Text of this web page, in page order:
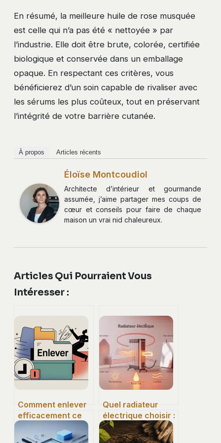
En résumé, la meilleure huile de rose musquée
est celle qui n’a pas été « nettoyée » par
l’industrie. Elle doit être brute, colorée, certifiée
biologique et conservée dans un emballage
opaque. En respectant ces critères, vous
bénéficierez d’un soin capable de rivaliser avec
les sérums les plus coûteux, tout en préservant
l’intégrité de votre barrière cutanée.
À propos Articles récents
Éloïse Montcoudiol
Architecte d’intérieur et gourmande
assumée, j’aime partager mes coups de
cœur et conseils pour faire de chaque
maison un vrai nid chaleureux.
Articles Qui Pourraient Vous
Intéresser :
Comment enlever
efficacement ce
qui vous gêne au
quotidien
Quel radiateur
électrique choisir :
le guide pour
concilier confort